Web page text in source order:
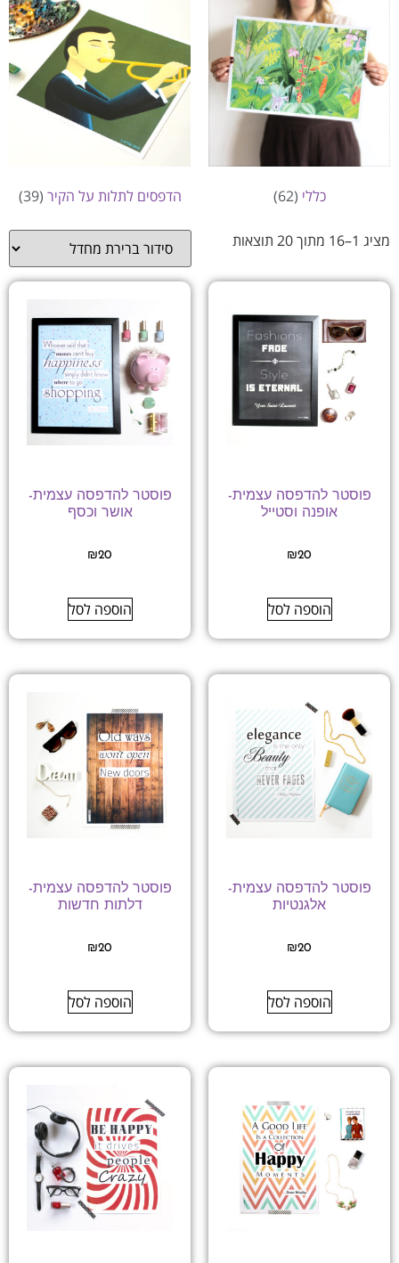
כללי (62) הדפסים לתלות על הקיר (39)
מציג 1–16 מתוך 20 תוצאות
פוסטר להדפסה עצמית-
אופנה וסטייל
₪20
הוספה לסל
פוסטר להדפסה עצמית-
אושר וכסף
₪20
הוספה לסל
פוסטר להדפסה עצמית-
אלגנטיות
₪20
הוספה לסל
פוסטר להדפסה עצמית-
דלתות חדשות
₪20
הוספה לסל